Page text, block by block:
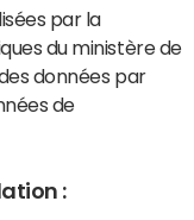
par la
du ministère de
données par
de
: